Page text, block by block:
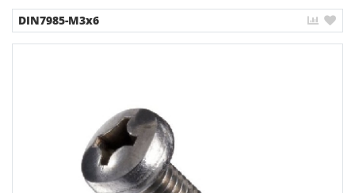
DIN7985-М3х6